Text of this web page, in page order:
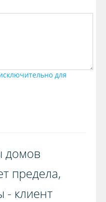
для
домов
предела,
- клиент